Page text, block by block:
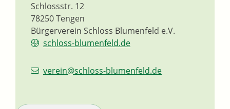
Bürgerverein Schloss Blumenfeld e.V.
Schlossstr. 12
78250Tengen
schloss-blumenfeld.de
verein@schloss-blumenfeld.de